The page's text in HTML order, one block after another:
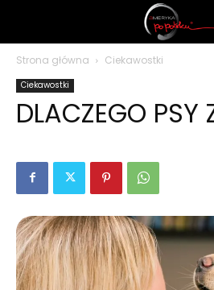
polsku
Strona główna Ciekawostki
Ciekawostki
DLACZEGO PSY